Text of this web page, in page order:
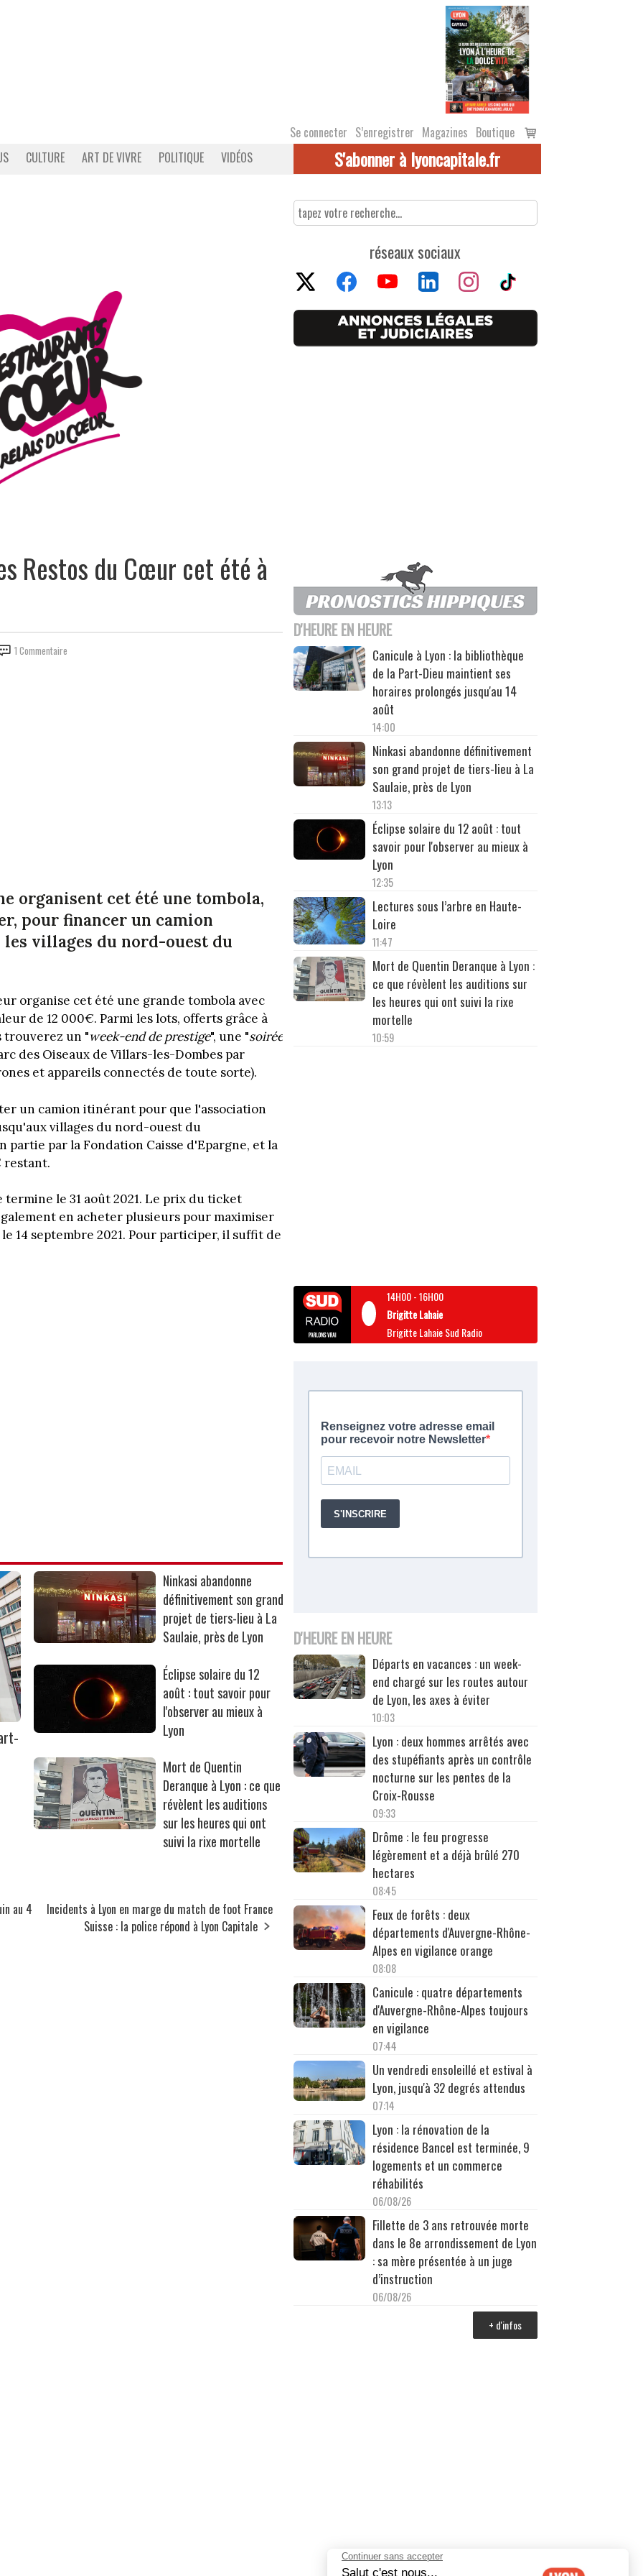
Se connecter S’enregistrer Magazines Boutique
Voir
le
CULTURE ART DE VIVRE POLITIQUE VIDÉOS S'abonner à lyoncapitale.fr
Restos du Cœur cet été à
1 Commentaire
organisent cet été une tombola,
pour financer un camion
villages du nord-ouest du
organise cet été une grande tombola avec
de 12 000€. Parmi les lots, offerts grâce à
trouverez un "week-end de prestige", une "soirée
des Oiseaux de Villars-les-Dombes par
et appareils connectés de toute sorte).
un camion itinérant pour que l'association
villages du nord-ouest du
partie par la Fondation Caisse d'Epargne, et la
restant.
le 31 août 2021. Le prix du ticket
en acheter plusieurs pour maximiser
14 septembre 2021. Pour participer, il suffit de
Ninkasi abandonne
définitivement son grand
projet de tiers-lieu à La
Saulaie, près de Lyon
Éclipse solaire du 12
août : tout savoir pour
l'observer au mieux à
Lyon
Mort de Quentin
Deranque à Lyon : ce que
révèlent les auditions
sur les heures qui ont
suivi la rixe mortelle
au 4
Incidents à Lyon en marge du match de foot France
Suisse : la police répond à Lyon Capitale
réseaux sociaux
D'HEURE EN HEURE
Canicule à Lyon : la bibliothèque
de la Part-Dieu maintient ses
horaires prolongés jusqu'au 14
août
14:00
Ninkasi abandonne définitivement
son grand projet de tiers-lieu à La
Saulaie, près de Lyon
13:13
Éclipse solaire du 12 août : tout
savoir pour l'observer au mieux à
Lyon
12:35
Lectures sous l’arbre en Haute-
Loire
11:47
Mort de Quentin Deranque à Lyon :
ce que révèlent les auditions sur
les heures qui ont suivi la rixe
mortelle
10:59
14H00-16H00
Brigitte Lahaie
Brigitte Lahaie Sud Radio
D'HEURE EN HEURE
Départs en vacances : un week-
end chargé sur les routes autour
de Lyon, les axes à éviter
10:03
Lyon : deux hommes arrêtés avec
des stupéfiants après un contrôle
nocturne sur les pentes de la
Croix-Rousse
09:33
Drôme : le feu progresse
légèrement et a déjà brûlé 270
hectares
08:45
Feux de forêts : deux
départements d'Auvergne-Rhône-
Alpes en vigilance orange
08:08
Canicule : quatre départements
d'Auvergne-Rhône-Alpes toujours
en vigilance
07:44
Un vendredi ensoleillé et estival à
Lyon, jusqu'à 32 degrés attendus
07:14
Lyon : la rénovation de la
résidence Bancel est terminée, 9
logements et un commerce
réhabilités
06/08/26
Fillette de 3 ans retrouvée morte
dans le 8e arrondissement de Lyon
: sa mère présentée à un juge
d’instruction
06/08/26
+ d'infos